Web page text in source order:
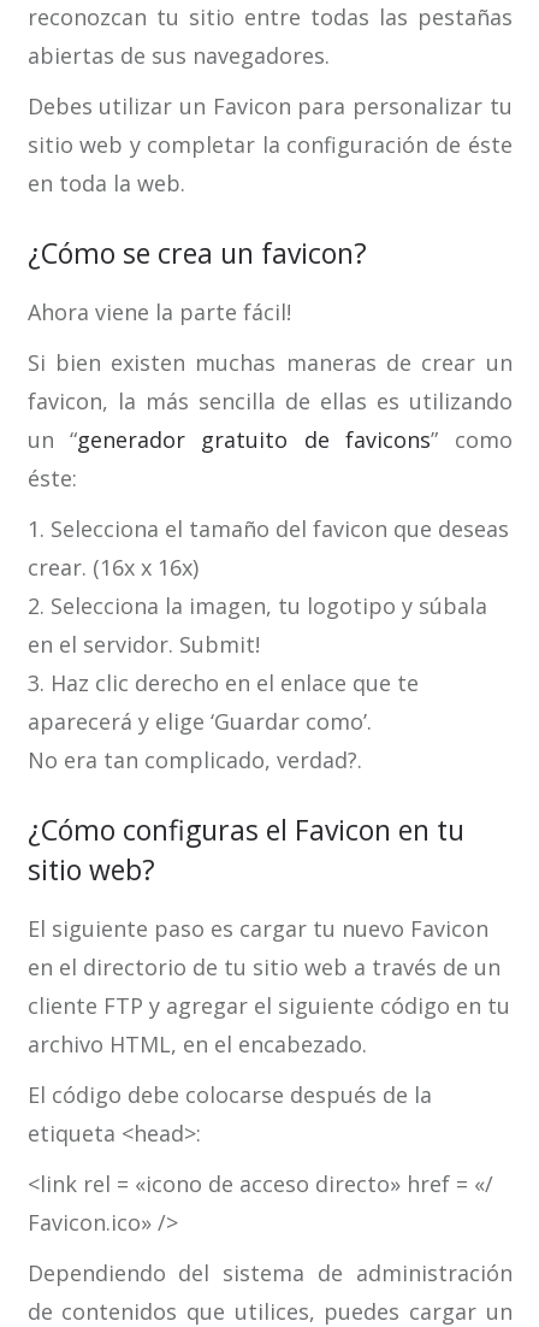
reconozcan tu sitio entre todas las pestañas
abiertas de sus navegadores.
Debes utilizar un Favicon para personalizar tu
sitio web y completar la configuración de éste
en toda la web.
¿Cómo se crea un favicon?
Ahora viene la parte fácil!
Si bien existen muchas maneras de crear un
favicon, la más sencilla de ellas es utilizando
un “generador gratuito de favicons” como
éste:
1. Selecciona el tamaño del favicon que deseas
crear. (16x x 16x)
2. Selecciona la imagen, tu logotipo y súbala
en el servidor. Submit!
3. Haz clic derecho en el enlace que te
aparecerá y elige ‘Guardar como’.
No era tan complicado, verdad?.
¿Cómo configuras el Favicon en tu
sitio web?
El siguiente paso es cargar tu nuevo Favicon
en el directorio de tu sitio web a través de un
cliente FTP y agregar el siguiente código en tu
archivo HTML, en el encabezado.
El código debe colocarse después de la
etiqueta <head>:
<link rel = «icono de acceso directo» href = «/
Favicon.ico» />
Dependiendo del sistema de administración
de contenidos que utilices, puedes cargar un